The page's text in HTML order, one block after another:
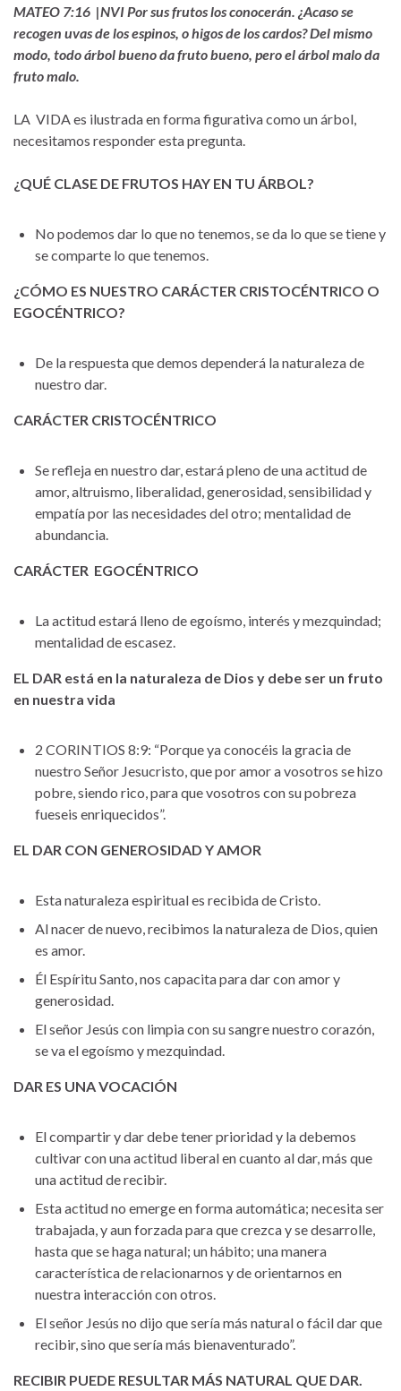
MATEO 7:16 |NVI Por sus frutos los conocerán. ¿Acaso se
recogen uvas de los espinos, o higos de los cardos? Del mismo
modo, todo árbol bueno da fruto bueno, pero el árbol malo da
fruto malo.
LA VIDA es ilustrada en forma figurativa como un árbol,
necesitamos responder esta pregunta.
¿QUÉ CLASE DE FRUTOS HAY EN TU ÁRBOL?
No podemos dar lo que no tenemos, se da lo que se tiene y
se comparte lo que tenemos.
¿CÓMO ES NUESTRO CARÁCTER CRISTOCÉNTRICO O
EGOCÉNTRICO?
De la respuesta que demos dependerá la naturaleza de
nuestro dar.
CARÁCTER CRISTOCÉNTRICO
Se refleja en nuestro dar, estará pleno de una actitud de
amor, altruismo, liberalidad, generosidad, sensibilidad y
empatía por las necesidades del otro; mentalidad de
abundancia.
CARÁCTER EGOCÉNTRICO
La actitud estará lleno de egoísmo, interés y mezquindad;
mentalidad de escasez.
EL DAR está en la naturaleza de Dios y debe ser un fruto
en nuestra vida
2 CORINTIOS 8:9: “Porque ya conocéis la gracia de
nuestro Señor Jesucristo, que por amor a vosotros se hizo
pobre, siendo rico, para que vosotros con su pobreza
fueseis enriquecidos”.
EL DAR CON GENEROSIDAD Y AMOR
Esta naturaleza espiritual es recibida de Cristo.
Al nacer de nuevo, recibimos la naturaleza de Dios, quien
es amor.
Él Espíritu Santo, nos capacita para dar con amor y
generosidad.
El señor Jesús con limpia con su sangre nuestro corazón,
se va el egoísmo y mezquindad.
DAR ES UNA VOCACIÓN
El compartir y dar debe tener prioridad y la debemos
cultivar con una actitud liberal en cuanto al dar, más que
una actitud de recibir.
Esta actitud no emerge en forma automática; necesita ser
trabajada, y aun forzada para que crezca y se desarrolle,
hasta que se haga natural; un hábito; una manera
característica de relacionarnos y de orientarnos en
nuestra interacción con otros.
El señor Jesús no dijo que sería más natural o fácil dar que
recibir, sino que sería más bienaventurado”.
RECIBIR PUEDE RESULTAR MÁS NATURAL QUE DAR.